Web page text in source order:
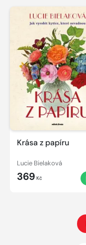
Krása z papíru
Lucie Bielaková
369 Kč